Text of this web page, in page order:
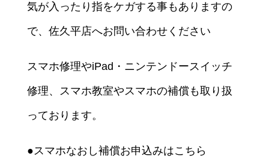
気が入ったり指をケガする事もありますの
で、佐久平店へお問い合わせください
スマホ修理やiPad・ニンテンドースイッチ
修理、スマホ教室やスマホの補償も取り扱
っております。
●スマホなおし補償お申込みはこちら